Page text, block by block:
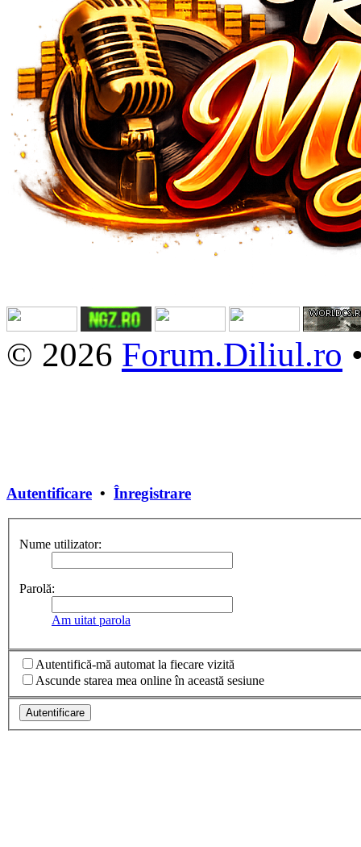
© 2026 Forum.Diliul.ro
Autentificare • Înregistrare
Nume utilizator:
Parolă:
Am uitat parola
Autentifică-mă automat la fiecare vizită
Ascunde starea mea online în această sesiune